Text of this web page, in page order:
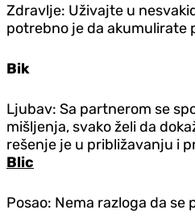
Zdravlje: Uživajte u
potrebno je da akumulirate
Bik
Ljubav: Sa partnerom se
mišljenja, svako želi da
rešenje je u približavanju i
Blic
Posao: Nema razloga da se